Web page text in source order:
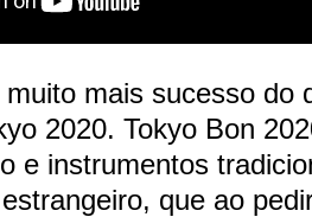
mais sucesso do
2020. Tokyo Bon
e instrumentos
que ao